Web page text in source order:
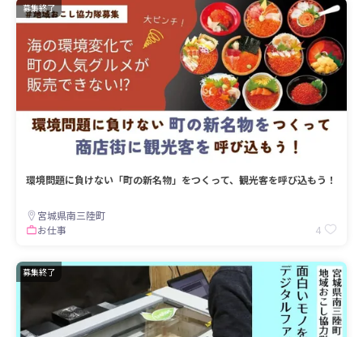
募集終了
環境問題に負けない「町の新名物」をつくって、観光客を呼び込もう！
宮城県南三陸町
お仕事
4
募集終了